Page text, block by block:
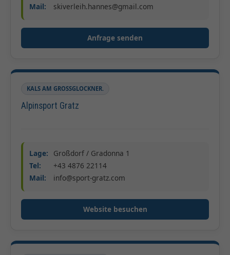
Mail:
skiverleih.hannes@gmail.com
Anfrage senden
KALS AM GROSSGLOCKNER.
Alpinsport Gratz
Lage:
Großdorf / Gradonna 1
Tel:
+43 4876 22114
Mail:
info@sport-gratz.com
Website besuchen